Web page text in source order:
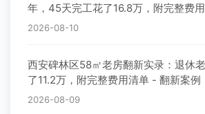
年，45天完工花了16.8万，附完整费
2026-08-10
西安碑林区58㎡老房翻新实录：退休
了11.2万，附完整费用清单 - 翻新案例
2026-08-09